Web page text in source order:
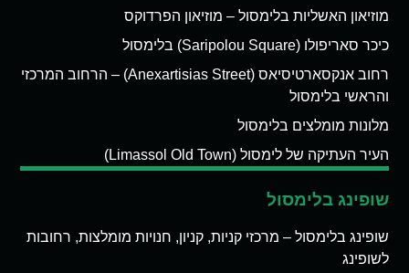
מוזיאון האשליות בלימסול – מוזיאון הפרדוקס
כיכר סאריפולו (Saripolou Square) בלימסול
רחוב אנקסארטיסיאס (Anexartisias Street) – הרחוב המרכזי
והראשי בלימסול
מלונות מומלצים בלימסול
העיר העתיקה של לימסול (Limassol Old Town)
שופינג בלימסול
שופינג בלימסול – מרכזי קניות, קניון, חנויות מומלצות, רחובות
לשופינג